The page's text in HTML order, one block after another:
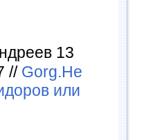
13
// Gorg.Не
или